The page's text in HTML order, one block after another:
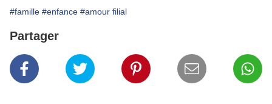
#famille #enfance #amour filial
Partager